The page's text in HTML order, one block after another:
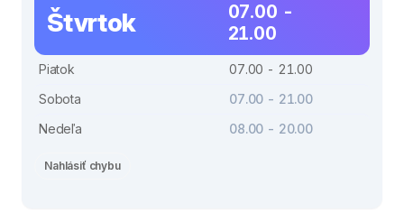
Štvrtok
07.00 -
21.00
Piatok
07.00 - 21.00
Sobota
07.00 - 21.00
Nedeľa
08.00 - 20.00
Nahlásiť chybu